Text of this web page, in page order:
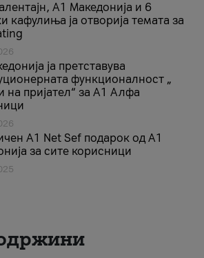
A1 Македонија и 6
кафулиња ја отворија темата за
ја претставува
функционалност „
на пријател“ за А1 Алфа
A1 Net Sеf подарок од А1
за сите корисници